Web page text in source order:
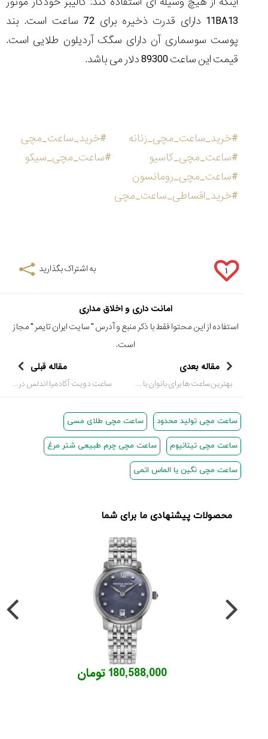
11BA13 دارای قدرت ذخیره برای 72 ساعت است. بند
پوست سوسماری آن دارای سگک آردیلون طلایی است.
قیمت این ساعت 89300 دلار می باشد.
#خرید_ساعت_مچی_زنانه
#خرید_ساعت_مچی
#ساعت_مچی_کاسیو
#ساعت_مچی_سیکو
#ساعت_مچی_رومانسون
#خرید_اقساطی_ساعت_مچی
۱ به اشتراک بگذارید
امانت داری و اخلاق مداری
استفاده از این محتوا فقط با ذکر منبع و آدرس "سایت ایران تایمر " مجاز
است.
مقاله بعدی
بهترین ساعت ها برای بانوان با قیمتی کمتر از 200 دلار (بخش آخر)
مقاله قبلی
ساعت دویت آکادمیا اندلس درایو (DeWitt Academia Endless Drive)
ساعت مچی تولید محدود ساعت مچی طلای مسی
ساعت مچی تیتانیوم ساعت مچی چرم طبیعی شتر مرغ
ساعت مچی نگین یا الماس اتمی
محصولات پیشنهادی ما برای شما
180,588,000 تومان